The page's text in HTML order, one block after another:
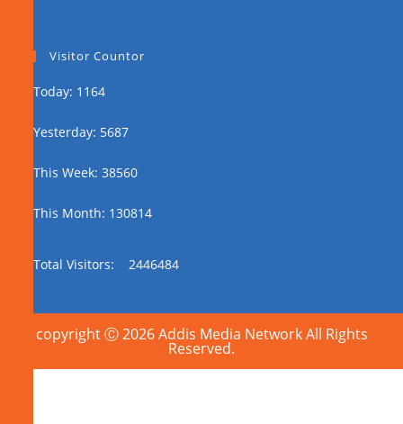
Visitor Countor
Today: 1164
Yesterday: 5687
This Week: 38560
This Month: 130814
Total Visitors: 2446484
copyright Ⓒ 2026 Addis Media Network All Rights
Reserved.